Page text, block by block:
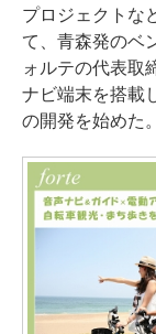
プロジェクトな
て、青森発のベ
ォルテの代表取
ナビ端末を搭載
の開発を始めた。